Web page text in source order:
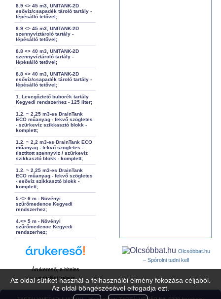
Az oldal sütiket használ a felhasználói élmény fokozása céljából.
Az oldal böngészésével elfogadja ezt.
8.9 <> 45 m3, UNITANK-2D
esővíz/csapadék tároló tartály -
lépésálló tetővel;
8.9 <> 45 m3, UNITANK-2D
szennyvíztároló tartály -
lépésálló tetővel;
8.8 <> 40 m3, UNITANK-2D
szennyvíztároló tartály -
lépésálló tetővel;
8.8 <> 40 m3, UNITANK-2D
esővíz/csapadék tároló tartály -
lépésálló tetővel;
1. Levegőztető buborék tartály
Kegyedi rendszerhez - 125 liter;
1.2. ~ 2,25 m3-es DrainTank
ECO műanyag - fekvő szögletes
- szürkevíz szikkasztó blokk -
komplett;
1.2. ~ 2,2 m3-es DrainTank ECO
műanyag - fekvő szögletes -
tisztított szennyvíz / szürkevíz
szikkasztó blokk - komplett;
1.2. ~ 2,25 m3-es DrainTank
ECO műanyag - fekvő szögletes
- esővíz szikkasztó blokk -
komplett;
5.<> 6 m - Növényi
szűrőmedence Kegyedi
rendszerhez;
4.<> 5 m - Növényi
szűrőmedence Kegyedi
rendszerhez;
Árukereső, a hiteles
vásárlási kalauz
Olcsóbbat.hu
– Spórolni tudni kell